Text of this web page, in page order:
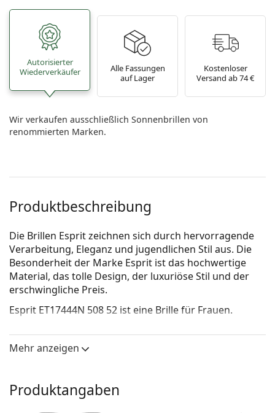
Autorisierter
Wiederverkäufer
Alle Fassungen
auf Lager
Kostenloser
Versand ab 74 €
Wir verkaufen ausschließlich Sonnenbrillen von
renommierten Marken.
Produktbeschreibung
Die Brillen Esprit zeichnen sich durch hervorragende
Verarbeitung, Eleganz und jugendlichen Stil aus. Die
Besonderheit der Marke Esprit ist das hochwertige
Material, das tolle Design, der luxuriöse Stil und der
erschwingliche Pre­is.
Esprit ET17444N 508 52 ist eine Brille für Frauen.
von Lentiamo an, wie Sie in dieser Brille aussehen.
Die blaue Farbe der Brillenfassung passt perfekt zu
kühlen Hauttönen und hellbraunem, schwarzem
Mehr anzeigen
Produktangaben